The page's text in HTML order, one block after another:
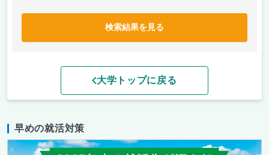
検索結果を見る
大学トップに戻る
早めの就活対策